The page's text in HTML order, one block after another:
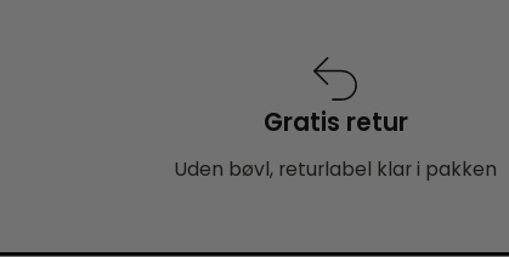
Gratis retur
Uden bøvl, returlabel klar i pakken